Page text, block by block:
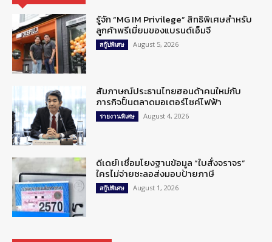
รู้จัก “MG IM Privilege” สิทธิพิเศษสำหรับ
ลูกค้าพรีเมี่ยมของแบรนด์เอ็มจี
สกู๊ปพิเศษ August 5, 2026
สัมภาษณ์ประธานไทยฮอนด้าคนใหม่กับ
ภารกิจปั้นตลาดมอเตอร์ไซค์ไฟฟ้า
รายงานพิเศษ August 4, 2026
ดีเดย์! เชื่อมโยงฐานข้อมูล “ใบสั่งจราจร”
ใครไม่จ่ายชะลอส่งมอบป้ายภาษี
สกู๊ปพิเศษ August 1, 2026